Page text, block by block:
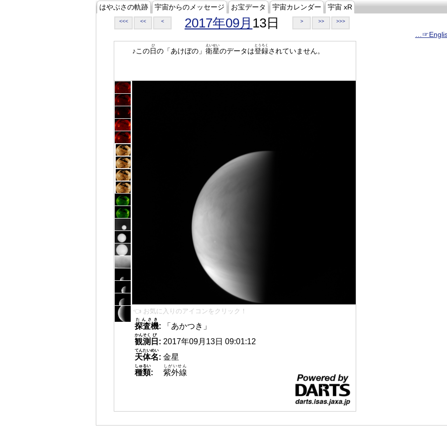
はやぶさの軌跡 宇宙からのメッセージ お宝データ 宇宙カレンダー 宇宙 xR
<<< << < 2017年09月 13日 > >> >>>
♪この日
ひ
の「あけぼの」 衛星
えいせい
のデータは登録
とうろく
されていません。
👈 お気に入りのアイコンをクリック！
探査機
たんさき
:
「あかつき」
観測
かんそく
日
び
: 2017年09月13日 09:01:12
天体名
てんたいめい
: 金星
種類
しゅるい
: 紫外線
しがいせん